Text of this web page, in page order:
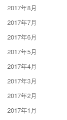
2017年8月
2017年7月
2017年6月
2017年5月
2017年4月
2017年3月
2017年2月
2017年1月